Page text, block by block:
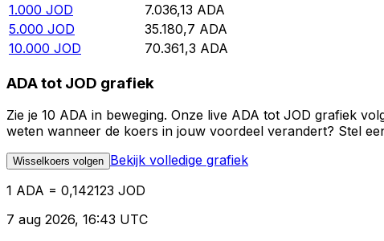
1.000 JOD 7.036,13 ADA
5.000 JOD 35.180,7 ADA
10.000 JOD 70.361,3 ADA
ADA tot JOD grafiek
Zie je 10 ADA in beweging. Onze live ADA tot JOD grafiek
weten wanneer de koers in jouw voordeel verandert? Stel
Wisselkoers volgen Bekijk volledige grafiek
1 ADA = 0,142123 JOD
7 aug 2026, 16:43 UTC